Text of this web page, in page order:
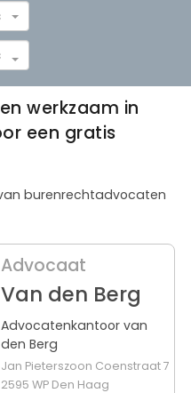
werkzaam in
een gratis
burenrechtadvocaten
Advocaat
Van den Berg
Advocatenkantoor van
den Berg
Jan Pieterszoon Coenstraat 7
2595 WP Den Haag